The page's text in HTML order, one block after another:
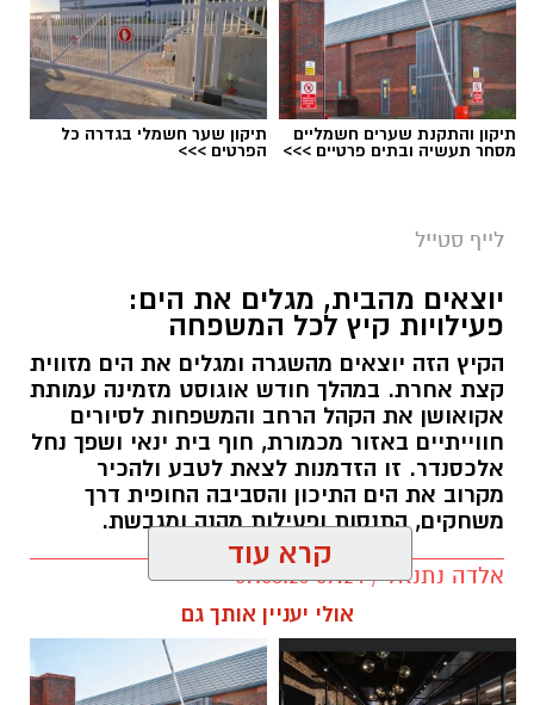
תיקון והתקנת שערים חשמליים
מסחר תעשיה ובתים פרטיים >>>
תיקון שער חשמלי בגדרה כל
הפרטים >>>
לייף סטייל
יוצאים מהבית, מגלים את הים:
פעילויות קיץ לכל המשפחה
הקיץ הזה יוצאים מהשגרה ומגלים את הים מזווית
קצת אחרת. במהלך חודש אוגוסט מזמינה עמותת
אקואושן את הקהל הרחב והמשפחות לסיורים
חווייתיים באזור מכמורת, חוף בית ינאי ושפך נחל
אלכסנדר. זו הזדמנות לצאת לטבע ולהכיר
מקרוב את הים התיכון והסביבה החופית דרך
משחקים, התנסות ופעילות מהנה ומגבשת.
אלדה נתנאל / 09:24 07.08.26
קרא עוד
אולי יעניין אותך גם